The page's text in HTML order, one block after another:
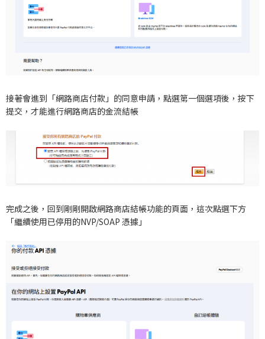
接著會進到「網路商店付款」的同意申請，點選第一個選項後，按下
提交，才能進行網路商店的金流結帳
完成之後，回到剛剛開啟網路商店結帳功能的頁面，這次點選下方
「繼續使用已停用的NVP/SOAP 憑據」